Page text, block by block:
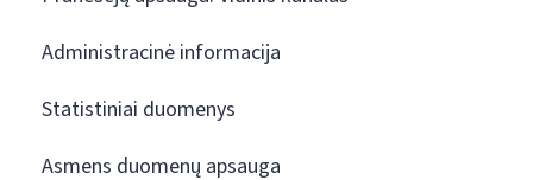
Administracinė informacija
Statistiniai duomenys
Asmens duomenų apsauga